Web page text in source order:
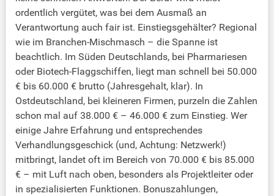
ordentlich vergütet, was bei dem Ausmaß an
Verantwortung auch fair ist. Einstiegsgehälter? Regional
wie im Branchen-Mischmasch – die Spanne ist
beachtlich. Im Süden Deutschlands, bei Pharmariesen
oder Biotech-Flaggschiffen, liegt man schnell bei 50.000
€ bis 60.000 € brutto (Jahresgehalt, klar). In
Ostdeutschland, bei kleineren Firmen, purzeln die Zahlen
schon mal auf 38.000 € – 46.000 € zum Einstieg. Wer
einige Jahre Erfahrung und entsprechendes
Verhandlungsgeschick (und, Achtung: Netzwerk!)
mitbringt, landet oft im Bereich von 70.000 € bis 85.000
€ – mit Luft nach oben, besonders als Projektleiter oder
in spezialisierten Funktionen. Bonuszahlungen,